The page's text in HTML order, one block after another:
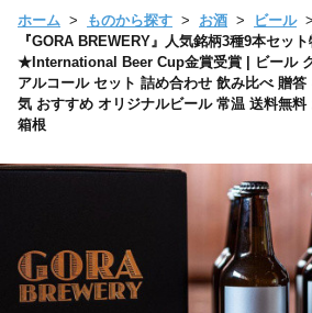
ホーム ものから探す お酒
ビール
『GORA BREWERY』人気銘柄3種9本セッ
★International Beer Cup金賞受賞 | ビール
アルコール セット 詰め合わせ 飲み比べ 贈
気 おすすめ オリジナルビール 常温 送料無料
箱根